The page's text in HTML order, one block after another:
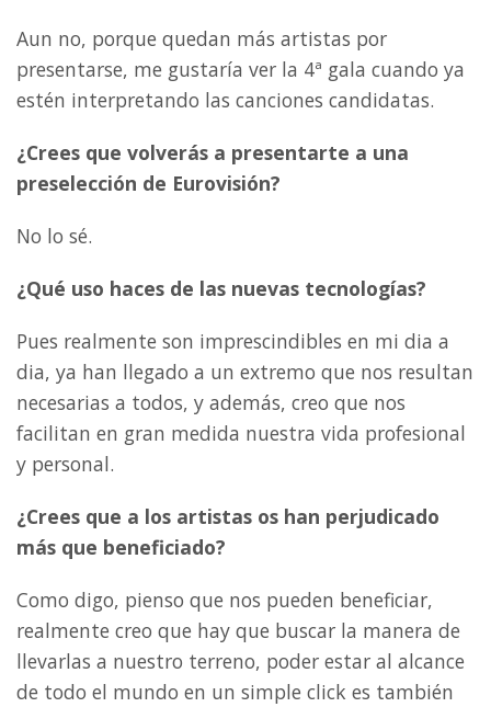
Aun no, porque quedan más artistas por
presentarse, me gustaría ver la 4ª gala cuando ya
estén interpretando las canciones candidatas.
¿Crees que volverás a presentarte a una
preselección de Eurovisión?
No lo sé.
¿Qué uso haces de las nuevas tecnologías?
Pues realmente son imprescindibles en mi dia a
dia, ya han llegado a un extremo que nos resultan
necesarias a todos, y además, creo que nos
facilitan en gran medida nuestra vida profesional
y personal.
¿Crees que a los artistas os han perjudicado
más que beneficiado?
Como digo, pienso que nos pueden beneficiar,
realmente creo que hay que buscar la manera de
llevarlas a nuestro terreno, poder estar al alcance
de todo el mundo en un simple click es también